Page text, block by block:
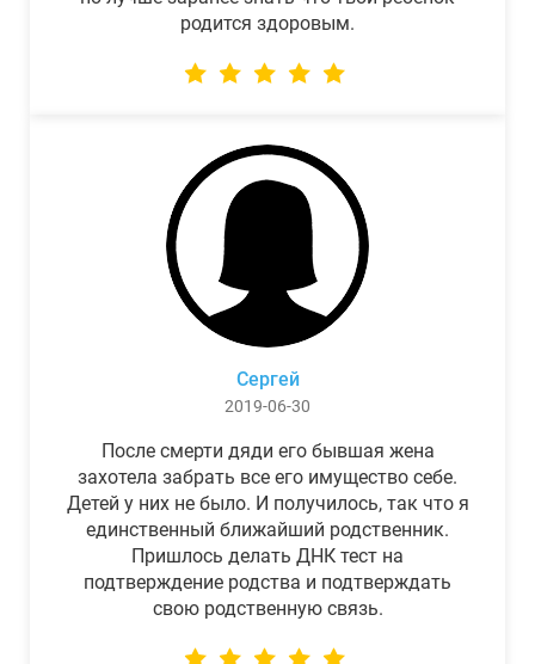
родится здоровым.
Сергей
2019-06-30
После смерти дяди его бывшая жена
захотела забрать все его имущество себе.
Детей у них не было. И получилось, так что я
единственный ближайший родственник.
Пришлось делать ДНК тест на
подтверждение родства и подтверждать
свою родственную связь.